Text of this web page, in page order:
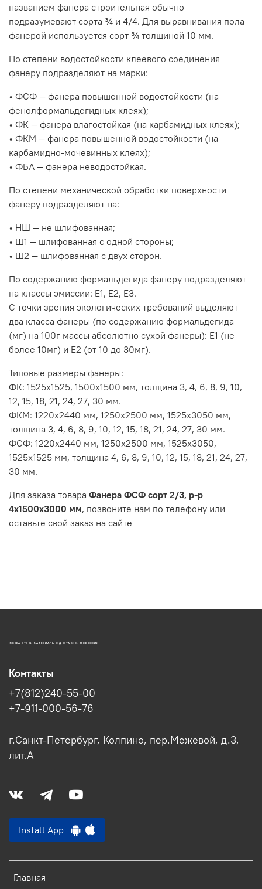
названием фанера строительная обычно
подразумевают сорта ¾ и 4/4. Для выравнивания пола
фанерой используется сорт ¾ толщиной 10 мм.
По степени водостойкости клеевого соединения
фанеру подразделяют на марки:
• ФСФ — фанера повышенной водостойкости (на
фенолформальдегидных клеях);
• ФК — фанера влагостойкая (на карбамидных клеях);
• ФКМ — фанера повышенной водостойкости (на
карбамидно-мочевинных клеях);
• ФБА — фанера неводостойкая.
По степени механической обработки поверхности
фанеру подразделяют на:
• НШ — не шлифованная;
• Ш1 — шлифованная с одной стороны;
• Ш2 — шлифованная с двух сторон.
По содержанию формальдегида фанеру подразделяют
на классы эмиссии: Е1, Е2, Е3.
С точки зрения экологических требований выделяют
два класса фанеры (по содержанию формальдегида
(мг) на 100г массы абсолютно сухой фанеры): Е1 (не
более 10мг) и Е2 (от 10 до 30мг).
Типовые размеры фанеры:
ФК: 1525х1525, 1500х1500 мм, толщина 3, 4, 6, 8, 9, 10,
12, 15, 18, 21, 24, 27, 30 мм.
ФКМ: 1220х2440 мм, 1250х2500 мм, 1525х3050 мм,
толщина 3, 4, 6, 8, 9, 10, 12, 15, 18, 21, 24, 27, 30 мм.
ФСФ: 1220х2440 мм, 1250х2500 мм, 1525х3050,
1525х1525 мм, толщина 4, 6, 8, 9, 10, 12, 15, 18, 21, 24, 27,
30 мм.
Для заказа товара Фанера ФСФ сорт 2/3, р-р
4х1500х3000 мм, позвоните нам по телефону или
оставьте свой заказ на сайте
ИЖОРА-СТРОЙ МАТЕРИАЛЫ С ДОСТАВКОЙ ПО РОССИИ
Главная
Контакты
+7(812)240-55-00
+7-911-000-56-76
г.Санкт-Петербург, Колпино, пер.Межевой, д.3,
лит.А
Install App